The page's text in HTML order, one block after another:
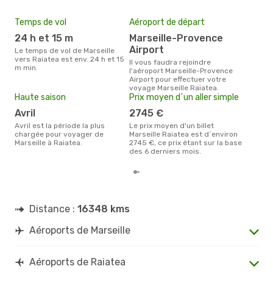
Temps de vol
24 h et 15 m
Le temps de vol de Marseille
vers Raiatea est env. 24 h et 15
m min.
Aéroport de départ
Marseille-Provence
Airport
Il vous faudra rejoindre
l'aéroport Marseille-Provence
Airport pour effectuer votre
voyage Marseille Raiatea.
Haute saison
avril
avril est la période la plus
chargée pour voyager de
Marseille à Raiatea.
Prix moyen d´un aller simple
2745 €
Le prix moyen d'un billet
Marseille Raiatea est d´environ
2745 €, ce prix étant sur la base
des 6 derniers mois.
Distance : 16348 kms
Aéroports de Marseille
Aéroports de Raiatea